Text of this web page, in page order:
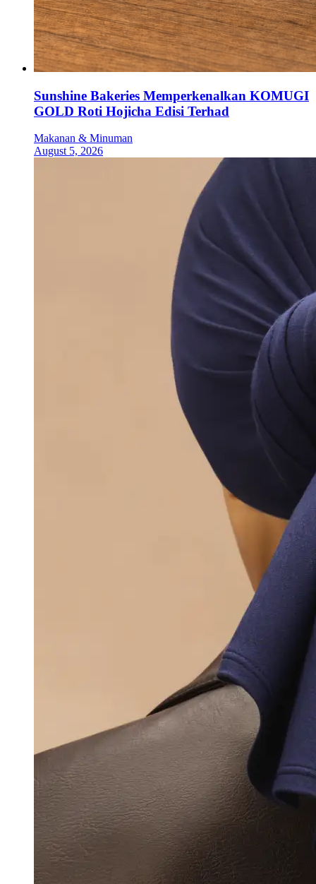
Sunshine Bakeries Memperkenalkan KOMUGI
GOLD Roti Hojicha Edisi Terhad
Makanan & Minuman
August 5, 2026